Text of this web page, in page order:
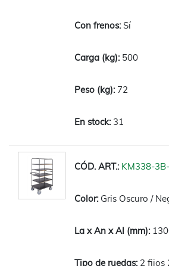
Sí
500
72
31
KM338-
Gris Oscuro /
2 fijos